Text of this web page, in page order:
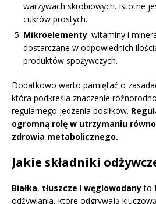
warzywach skrobiowych. Istotne
cukrów prostych.
Mikroelementy: witaminy i
dostarczane w odpowiednich
produktów spożywczych.
Dodatkowo warto pamiętać o
która podkreśla znaczenie
regularnego jedzenia posiłków.
ogromną rolę w utrzymaniu
zdrowia metabolicznego.
Jakie składniki
Białka, tłuszcze i węglowodanyto
odżywiania, które odgrywają